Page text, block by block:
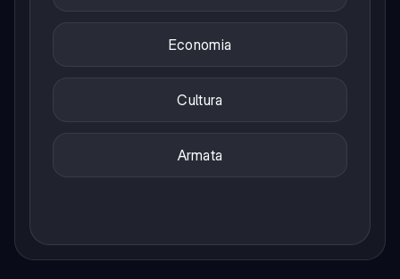
Economia
Cultura
Armata